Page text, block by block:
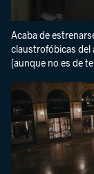
Acaba de
claustrofóbicas del
(aunque no es de